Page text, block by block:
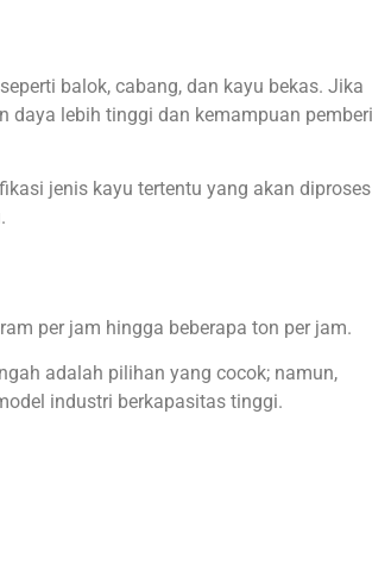
balok, cabang, dan kayu bekas. Jika
daya lebih tinggi dan kemampuan
jenis kayu tertentu yang akan diproses
per jam hingga beberapa ton per jam.
adalah pilihan yang cocok; namun,
industri berkapasitas tinggi.